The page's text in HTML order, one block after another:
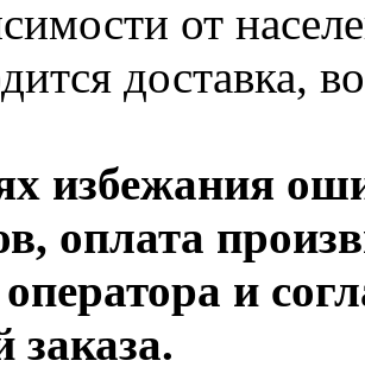
от
доставка,
избежания
оплата
и
заказа.